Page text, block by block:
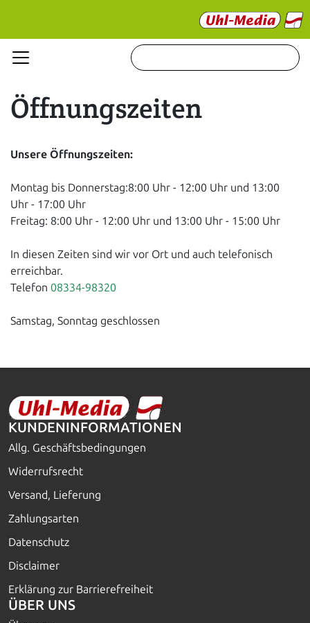
​Öffnungszeiten
Unsere Öffnungszeiten:
Montag bis Donnerstag:8:00 Uhr - 12:00 Uhr und 13:00
Uhr - 17:00 Uhr
Freitag: 8:00 Uhr - 12:00 Uhr und 13:00 Uhr - 15:00 Uhr
In diesen Zeiten sind wir vor Ort und auch telefonisch
erreichbar.
Telefon 08334-98320
Samstag, Sonntag geschlossen
KUNDENINFORMATIONEN
Allg. Geschäftsbedingungen
Widerrufsrecht
Versand, Lieferung
Zahlungsarten
Datenschutz
Disclaimer
Erklärung zur Barrierefreiheit
ÜBER UNS